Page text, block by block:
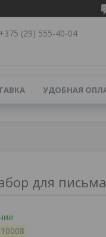
+375 (29) 555-40-04
УДОБНАЯ
для